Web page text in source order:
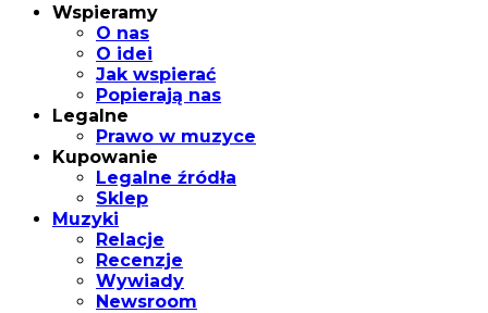
Wspieramy
O nas
O idei
Jak wspierać
Popierają nas
Legalne
Prawo w muzyce
Kupowanie
Legalne źródła
Sklep
Muzyki
Relacje
Recenzje
Wywiady
Newsroom